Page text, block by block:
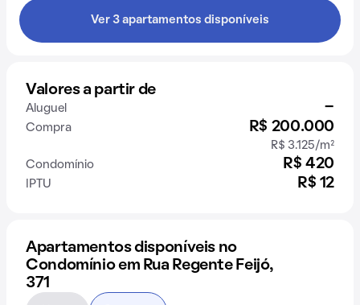
Ver 3 apartamentos disponíveis
Valores a partir de
Aluguel -
Compra R$ 200.000
R$ 3.125/m²
Condomínio
R$ 420
IPTU R$ 12
Apartamentos disponíveis no
Condomínio em Rua Regente Feijó,
371